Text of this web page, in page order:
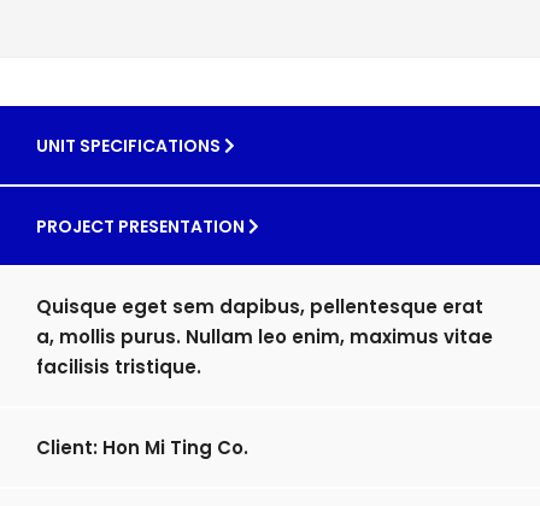
UNIT SPECIFICATIONS
PROJECT PRESENTATION
Quisque eget sem dapibus, pellentesque erat
a, mollis purus. Nullam leo enim, maximus vitae
facilisis tristique.
Client: Hon Mi Ting Co.